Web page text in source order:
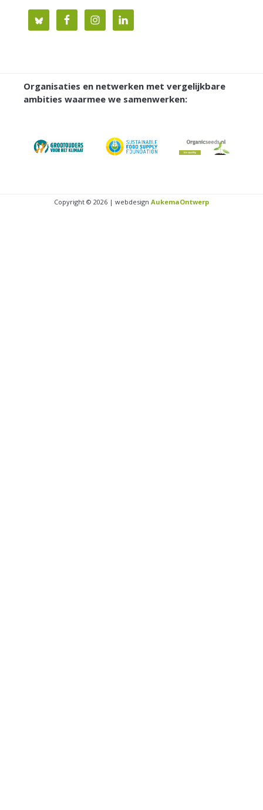
Organisaties en netwerken met vergelijkbare
ambities waarmee we samenwerken:
Copyright © 2026 | webdesign AukemaOntwerp